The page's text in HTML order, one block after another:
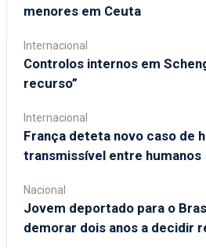
menores em Ceuta
Internacional
Controlos internos em
recurso”
Internacional
França deteta novo caso de
transmissível entre humanos
Nacional
Jovem deportado para o
demorar dois anos a decidir